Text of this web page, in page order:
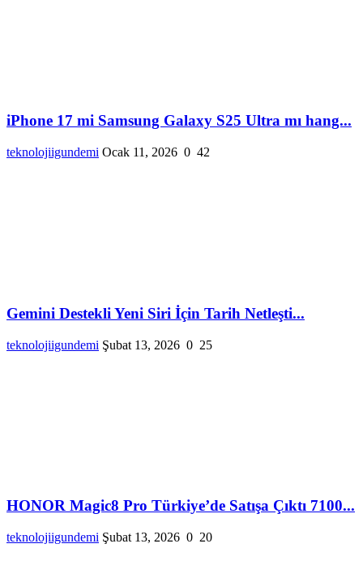
iPhone 17 mi Samsung Galaxy S25 Ultra mı hang...
teknolojiigundemi Ocak 11, 2026 0 42
Gemini Destekli Yeni Siri İçin Tarih Netleşti...
teknolojiigundemi Şubat 13, 2026 0 25
HONOR Magic8 Pro Türkiye’de Satışa Çıktı 7100...
teknolojiigundemi Şubat 13, 2026 0 20